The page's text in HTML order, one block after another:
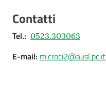
Contatti
Tel.: 0523.303063
E-mail: m.croci2@ausl.pc.it